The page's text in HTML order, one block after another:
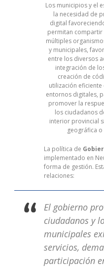
Los municipios y el
la necesidad de
digital
permitan
múltiples
y municipales,
entre los diversos
integración de
creación de
utilización
entornos digitales,
promover la
los ciudadanos
interior provincial
geográfica
La política de
implementado en
forma de gestión.
relaciones:
El gobierno
ciudadanos y
municipales
servicios,
participación